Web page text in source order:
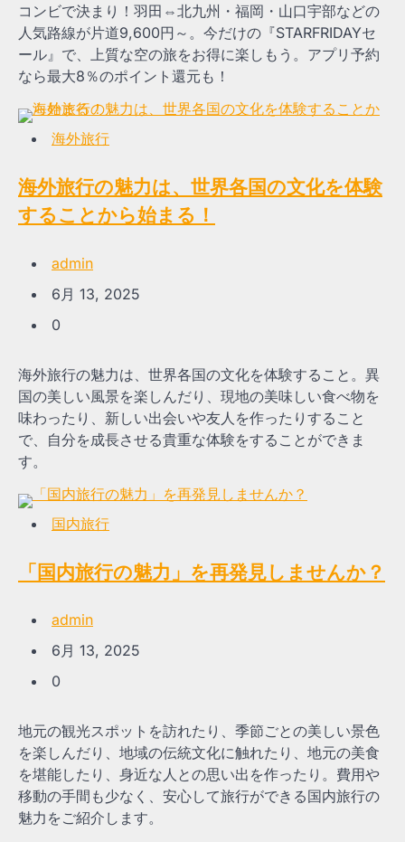
コンビで決まり！羽田⇔北九州・福岡・山口宇部などの
人気路線が片道9,600円～。今だけの『STARFRIDAYセ
ール』で、上質な空の旅をお得に楽しもう。アプリ予約
なら最大8％のポイント還元も！
海外旅行
海外旅行の魅力は、世界各国の文化を体験
することから始まる！
admin
6月 13, 2025
0
海外旅行の魅力は、世界各国の文化を体験すること。異
国の美しい風景を楽しんだり、現地の美味しい食べ物を
味わったり、新しい出会いや友人を作ったりすること
で、自分を成長させる貴重な体験をすることができま
す。
国内旅行
「国内旅行の魅力」を再発見しませんか？
admin
6月 13, 2025
0
地元の観光スポットを訪れたり、季節ごとの美しい景色
を楽しんだり、地域の伝統文化に触れたり、地元の美食
を堪能したり、身近な人との思い出を作ったり。費用や
移動の手間も少なく、安心して旅行ができる国内旅行の
魅力をご紹介します。